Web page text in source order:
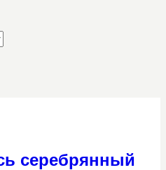
серебрянный